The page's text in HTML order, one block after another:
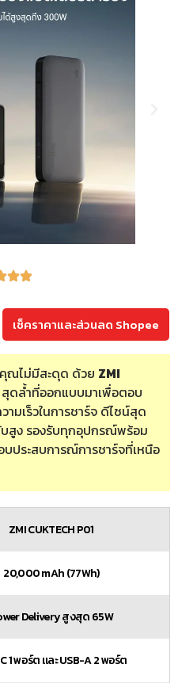
เช็คราคาและส่วนลด Shopee
ณไม่มีสะดุด ด้วย ZMI
ดล้ำที่ออกแบบมาเพื่อตอบ
ามเร็วในการชาร์จ ดีไซน์สุด
สูง รองรับทุกอุปกรณ์พร้อม
ประสบการณ์การชาร์จที่เหนือ
ZMI CUKTECH P01
20,000 mAh (77Wh)
Delivery สูงสุด 65W
1 พอร์ต และ USB-A 2 พอร์ต